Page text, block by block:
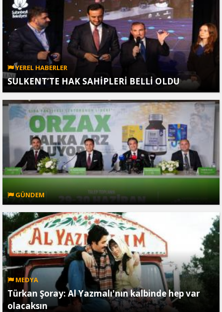
YEREL HABERLER
SULKENT’TE HAK SAHİPLERİ BELLİ OLDU
GÜNDEM
MEDYA
Türkan Şoray: Al Yazmalı'nın kalbinde hep var
olacaksın